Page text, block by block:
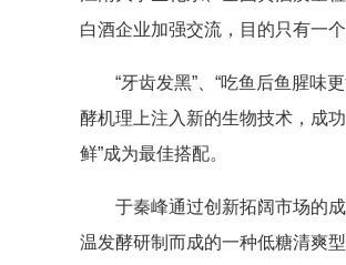
白酒企业加强交流，目的只有一个
“牙齿发黑”、“吃鱼后鱼腥味更
酵机理上注入新的生物技术，成
鲜”成为最佳搭配。
于秦峰通过创新拓阔市场的成
温发酵研制而成的一种低糖清爽